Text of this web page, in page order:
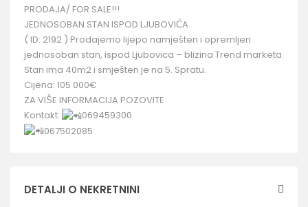
PRODAJA/ FOR SALE!!!
JEDNOSOBAN STAN ISPOD LJUBOVIĆA
( ID: 2192 ) Prodajemo lijepo namješten i opremljen
jednosoban stan, ispod Ljubovica – blizina Trend marketa.
Stan ima 40m2 i smješten je na 5. Spratu.
Cijena: 105 000€
ZA VIŠE INFORMACIJA POZOVITE
Kontakt:
069459300
067502085
DETALJI O NEKRETNINI